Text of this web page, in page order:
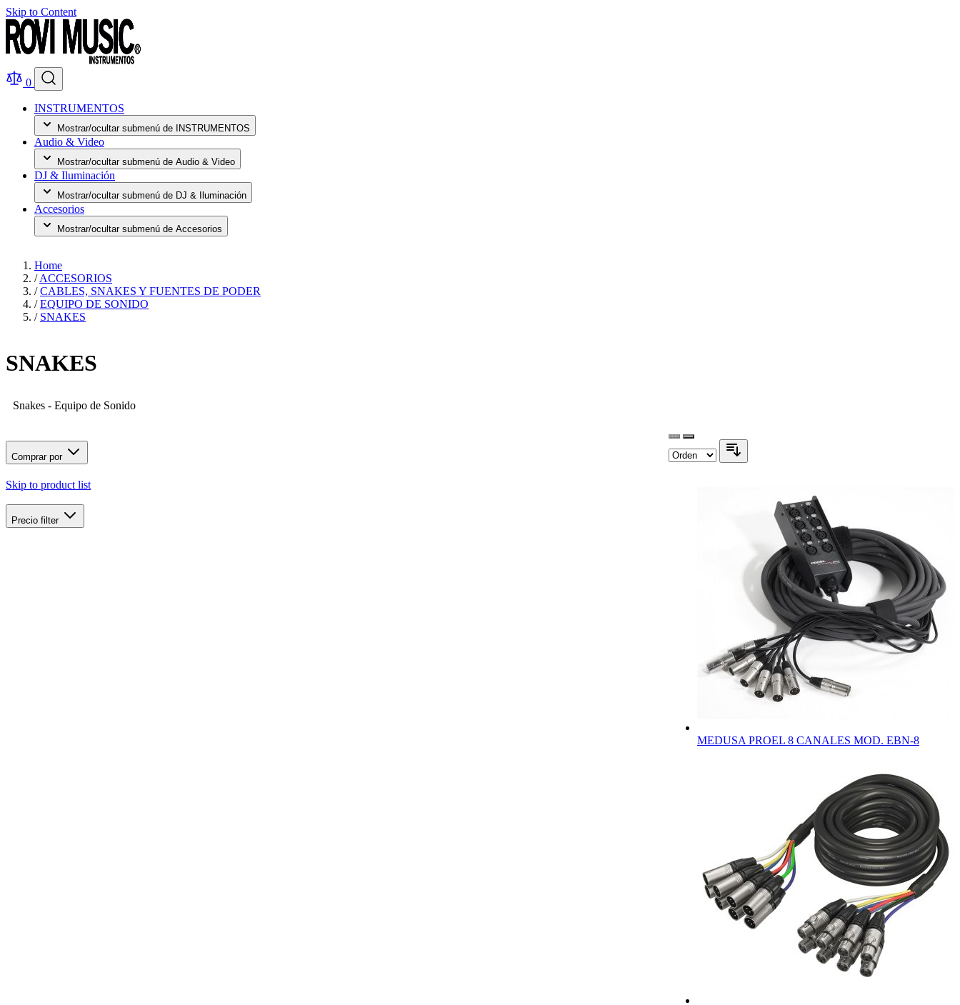
Skip to Content
0
INSTRUMENTOS
Mostrar/ocultar submenú de INSTRUMENTOS
Audio & Video
Mostrar/ocultar submenú de Audio & Video
DJ & Iluminación
Mostrar/ocultar submenú de DJ & Iluminación
Accesorios
Mostrar/ocultar submenú de Accesorios
Home
/ ACCESORIOS
/ CABLES, SNAKES Y FUENTES DE PODER
/ EQUIPO DE SONIDO
/ SNAKES
SNAKES
Snakes - Equipo de Sonido
Comprar por
Skip to product list
Precio filter
MEDUSA PROEL 8 CANALES MOD. EBN-8